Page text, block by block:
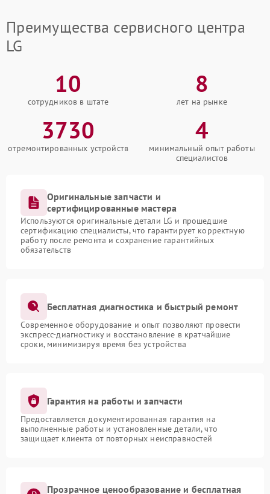
Преимущества сервисного центра
LG
10
сотрудников в штате
8
лет на рынке
3730
отремонтированных устройств
4
минимальный опыт работы
специалистов
Оригинальные запчасти и
сертифицированные мастера
Используются оригинальные детали LG и прошедшие
сертификацию специалисты, что гарантирует корректную
работу после ремонта и сохранение гарантийных
обязательств
Бесплатная диагностика и быстрый ремонт
Современное оборудование и опыт позволяют провести
экспресс-диагностику и восстановление в кратчайшие
сроки, минимизируя время без устройства
Гарантия на работы и запчасти
Предоставляется документированная гарантия на
выполненные работы и установленные детали, что
защищает клиента от повторных неисправностей
Прозрачное ценообразование и бесплатная